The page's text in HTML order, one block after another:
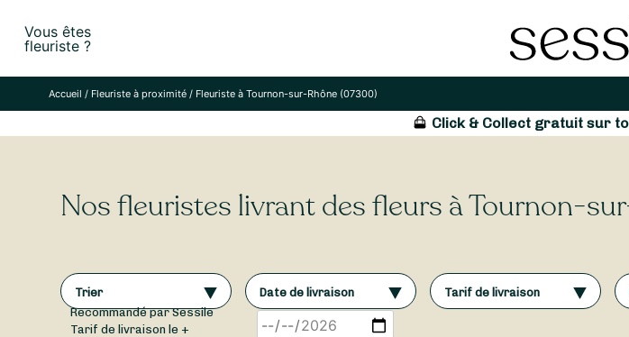
content
Vous êtes
fleuriste ?
Accueil / Fleuriste à proximité/ Fleuriste à Tournon-sur-Rhône (07300)
Click & Collect gratuit sur
Nos fleuristes livrant des fleurs à Tournon-
Trier
Recommandé par Sessile
Tarif de livraison le +
Date de livraison Tarif de livraison